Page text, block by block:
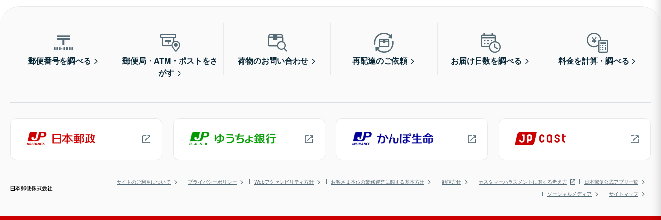
郵便番号を調べる
郵便局・ATM・ポストをさ
がす
荷物のお問い合わせ 再配達のご依頼 お届け日数を調べる 料金を計算・調べる
サイトのご利用について プライバシーポリシー Webアクセシビリティ方針 お客さま本位の業務運営に関する基本方針 勧誘方針 カスタマーハラスメントに関する考え方
日本郵便公式アプリ一覧
ソーシャルメディア
サイトマップ